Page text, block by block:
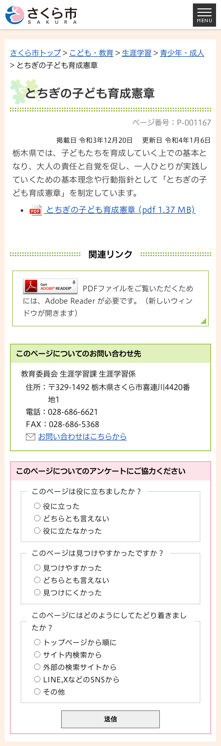
さくら市トップ> こども・教育 > 生涯学習 > 青少年・成人
> とちぎの子ども育成憲章
とちぎの子ども育成憲章
ページ番号：P-001167
掲載日 令和3年12月20日 更新日 令和4年1月6日
栃木県では、子どもたちを育成していく上での基本と
なり、大人の責任と自覚を促し、一人ひとりが実践し
ていくための基本理念や行動指針として「とちぎの子
ども育成憲章」を制定しています。
とちぎの子ども育成憲章 (pdf 1.37 MB)
関連リンク
PDFファイルをご覧いただくため
には、Adobe Reader が必要です。（新しいウィン
ドウが開きます）
このページについてのお問い合わせ先
教育委員会 生涯学習課 生涯学習係
住所： 〒329-1492 栃木県さくら市喜連川4420番
地1
電話： 028-686-6621
FAX： 028-686-5368
お問い合わせはこちらから
このページについてのアンケートにご協力ください
このページは役に立ちましたか？
役に立った
どちらとも言えない
役に立たなかった
このページは見つけやすかったですか？
見つけやすかった
どちらとも言えない
見つけにくかった
このページにはどのようにしてたどり着きまし
たか？
トップページから順に
サイト内検索から
外部の検索サイトから
LINE,XなどのSNSから
その他